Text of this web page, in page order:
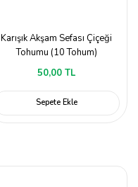
Karışık Akşam Sefası Çiçeği
Tohumu (10 Tohum)
50,00 TL
Sepete Ekle